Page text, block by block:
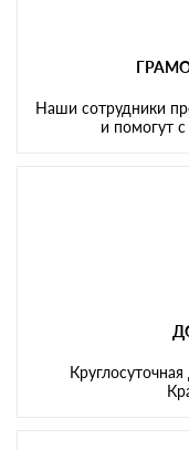
Наши сотрудники
и помогут